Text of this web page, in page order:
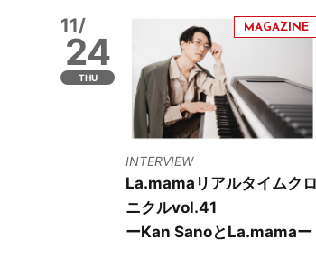
11/
24
THU
INTERVIEW
La.mamaリアルタイムクロ
ニクルvol.41
ーKan SanoとLa.mamaー